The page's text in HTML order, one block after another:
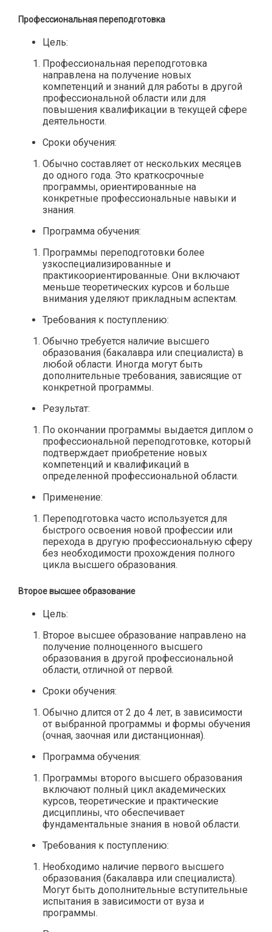
Профессиональная переподготовка
Цель:
Профессиональная переподготовка
направлена на получение новых
компетенций и знаний для работы в другой
профессиональной области или для
повышения квалификации в текущей сфере
деятельности.
Сроки обучения:
Обычно составляет от нескольких месяцев
до одного года. Это краткосрочные
программы, ориентированные на
конкретные профессиональные навыки и
знания.
Программа обучения:
Программы переподготовки более
узкоспециализированные и
практикоориентированные. Они включают
меньше теоретических курсов и больше
внимания уделяют прикладным аспектам.
Требования к поступлению:
Обычно требуется наличие высшего
образования (бакалавра или специалиста) в
любой области. Иногда могут быть
дополнительные требования, зависящие от
конкретной программы.
Результат:
По окончании программы выдается диплом о
профессиональной переподготовке, который
подтверждает приобретение новых
компетенций и квалификаций в
определенной профессиональной области.
Применение:
Переподготовка часто используется для
быстрого освоения новой профессии или
перехода в другую профессиональную сферу
без необходимости прохождения полного
цикла высшего образования.
Второе высшее образование
Цель:
Второе высшее образование направлено на
получение полноценного высшего
образования в другой профессиональной
области, отличной от первой.
Сроки обучения:
Обычно длится от 2 до 4 лет, в зависимости
от выбранной программы и формы обучения
(очная, заочная или дистанционная).
Программа обучения:
Программы второго высшего образования
включают полный цикл академических
курсов, теоретические и практические
дисциплины, что обеспечивает
фундаментальные знания в новой области.
Требования к поступлению:
Необходимо наличие первого высшего
образования (бакалавра или специалиста).
Могут быть дополнительные вступительные
испытания в зависимости от вуза и
программы.